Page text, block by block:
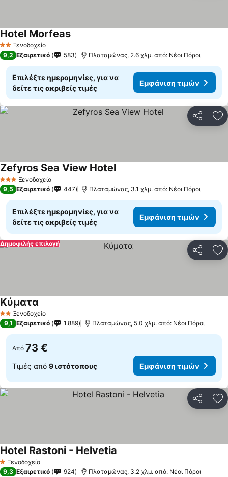
2 ΑστέριαΞενοδοχείο
Hotel MorfeasΕμφάνιση τιμών
9,2 Εξαιρετικό 583 Πλαταμώνας, 2.6 χλμ. από: Νέοι Πόροι
Επιλέξτε ημερομηνίες, για να
δείτε τις ακριβείς τιμές
Εμφάνιση τιμών
3 ΑστέριαΞενοδοχείο
Zefyros Sea View HotelΕμφάνιση τιμών
9,5 Εξαιρετικό 447 Πλαταμώνας, 3.1 χλμ. από: Νέοι Πόροι
Επιλέξτε ημερομηνίες, για να
δείτε τις ακριβείς τιμές
Εμφάνιση τιμών
Δημοφιλής επιλογή
2 ΑστέριαΞενοδοχείο
Κύματα
9,1 Εξαιρετικό 1.889 Πλαταμώνας, 5.0 χλμ. από: Νέοι Πόροι
Από 73 €
Τιμές από 9 ιστότοπους Εμφάνιση τιμών
1 Αστέρια
Ξενοδοχείο
Hotel Rastoni - Helvetia
9,3 Εξαιρετικό 924 Πλαταμώνας, 3.2 χλμ. από: Νέοι Πόροι